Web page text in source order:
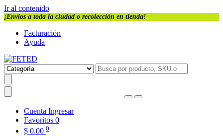
Ir al contenido
¡Envios a toda la ciudad o recolección en tienda!
Facturación
Ayuda
Cuenta Ingresar
Favoritos 0
$ 0.00 0